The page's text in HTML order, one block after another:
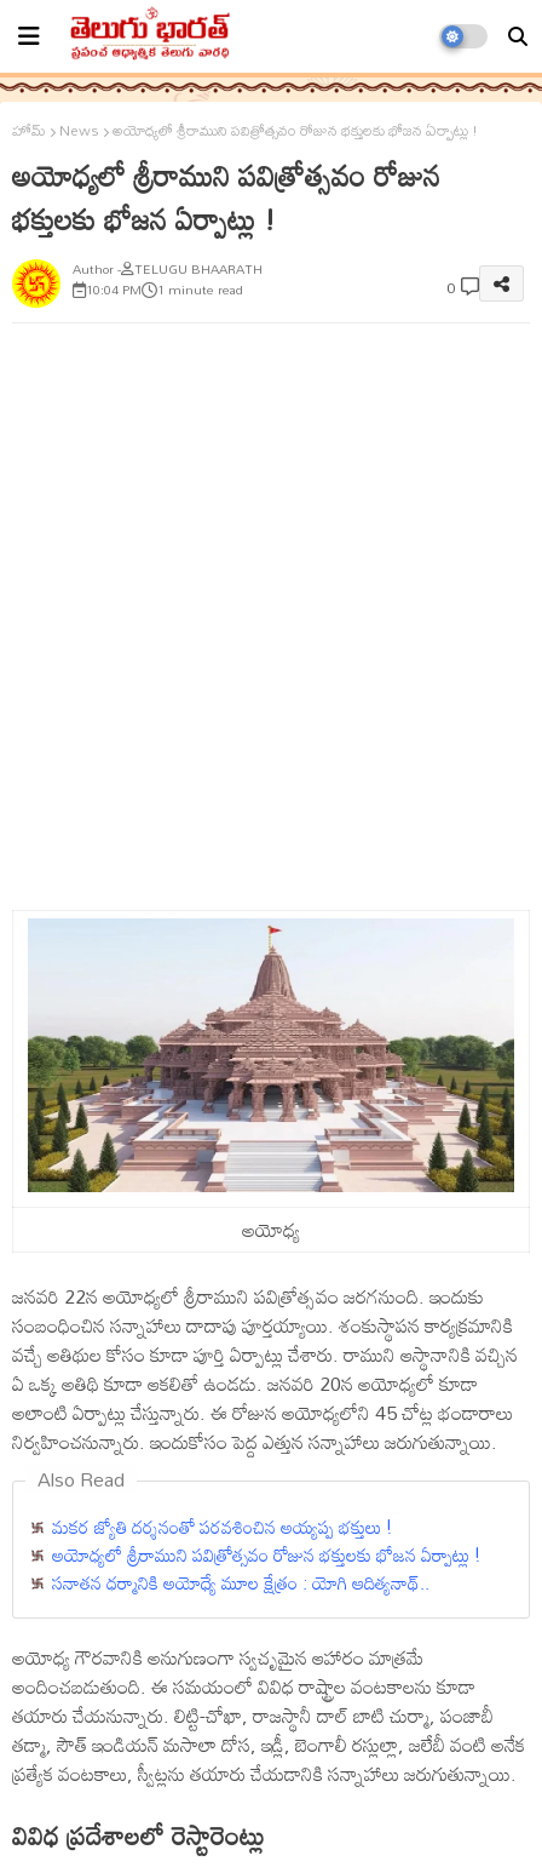
హోమ్ News అయోధ్యలో శ్రీరాముని పవిత్రోత్సవం రోజున భక్తులకు భోజన ఏర్పాట్లు !
అయోధ్యలో శ్రీరాముని పవిత్రోత్సవం రోజున
భక్తులకు భోజన ఏర్పాట్లు !
TELUGU BHAARATH
10:04 PM 1 minute read 0
అయోధ్య
జనవరి 22న అయోధ్యలో శ్రీరాముని పవిత్రోత్సవం జరగనుంది. ఇందుకు
సంబంధించిన సన్నాహాలు దాదాపు పూర్తయ్యాయి. శంకుస్థాపన కార్యక్రమానికి
వచ్చే అతిథుల కోసం కూడా పూర్తి ఏర్పాట్లు చేశారు. రాముని ఆస్థానానికి వచ్చిన
ఏ ఒక్క అతిథి కూడా ఆకలితో ఉండడు. జనవరి 20న అయోధ్యలో కూడా
అలాంటి ఏర్పాట్లు చేస్తున్నారు. ఈ రోజున అయోధ్యలోని 45 చోట్ల భండారాలు
నిర్వహించనున్నారు. ఇందుకోసం పెద్ద ఎత్తున సన్నాహాలు జరుగుతున్నాయి.
Also Read
మకర జ్యోతి దర్శనంతో పరవశించిన అయ్యప్ప భక్తులు !
అయోధ్యలో శ్రీరాముని పవిత్రోత్సవం రోజున భక్తులకు భోజన ఏర్పాట్లు !
సనాతన ధర్మానికి అయోధ్యే మూల క్షేత్రం : యోగి ఆదిత్యనాథ్‌..
అయోధ్య గౌరవానికి అనుగుణంగా స్వచృమైన ఆహారం మాత్రమే
అందించబడుతుంది. ఈ సమయంలో వివిధ రాష్ట్రాల వంటకాలను కూడా
తయారు చేయనున్నారు. లిట్టి-చోఖా, రాజస్థానీ దాల్‌ బాటి చుర్మా, పంజాబీ
తడ్మా, సౌత్‌ ఇండియన్‌ మసాలా దోస, ఇడ్లీ, బెంగాలీ రస్లుల్లా, జలేబీ వంటి అనేక
ప్రత్యేక వంటకాలు, స్వీట్లను తయారు చేయడానికి సన్నాహాలు జరుగుతున్నాయి.
వివిధ ప్రదేశాలలో రెస్టారెంట్లు